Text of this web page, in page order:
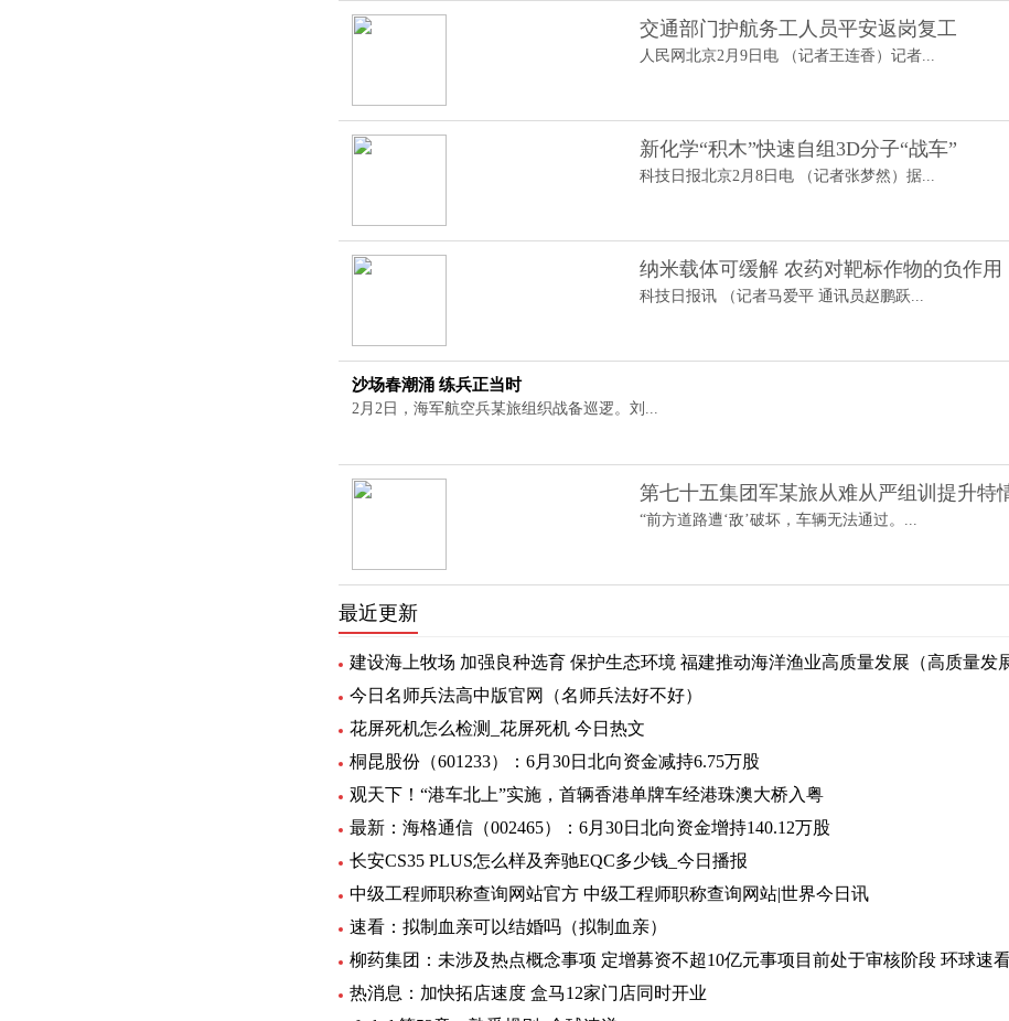
交通部门护航务工人员平安返岗复工
人民网北京2月9日电 （记者王连香）记者...
新化学“积木”快速自组3D分子“战车”
科技日报北京2月8日电 （记者张梦然）据...
纳米载体可缓解 农药对靶标作物的负作用
科技日报讯 （记者马爱平 通讯员赵鹏跃...
沙场春潮涌 练兵正当时
2月2日，海军航空兵某旅组织战备巡逻。刘...
第七十五集团军某旅从难从严组训提升特
“前方道路遭‘敌’破坏，车辆无法通过。...
最近更新
建设海上牧场 加强良种选育 保护生态环境 福建推动海洋渔业高质量发展（高质量发
今日名师兵法高中版官网（名师兵法好不好）
花屏死机怎么检测_花屏死机 今日热文
桐昆股份（601233）：6月30日北向资金减持6.75万股
观天下！“港车北上”实施，首辆香港单牌车经港珠澳大桥入粤
最新：海格通信（002465）：6月30日北向资金增持140.12万股
长安CS35 PLUS怎么样及奔驰EQC多少钱_今日播报
中级工程师职称查询网站官方 中级工程师职称查询网站|世界今日讯
速看：拟制血亲可以结婚吗（拟制血亲）
柳药集团：未涉及热点概念事项 定增募资不超10亿元事项目前处于审核阶段 环球速
热消息：加快拓店速度 盒马12家门店同时开业